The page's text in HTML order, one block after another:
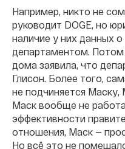
Например, никто не
руководит DOGE, но
наличие у них данных
департаментом. Потом
дома заявила, что
Глисон. Более того,
не подчиняется Маску,
Маск вообще не
эффективности
отношения, Маск —
Но всё это не